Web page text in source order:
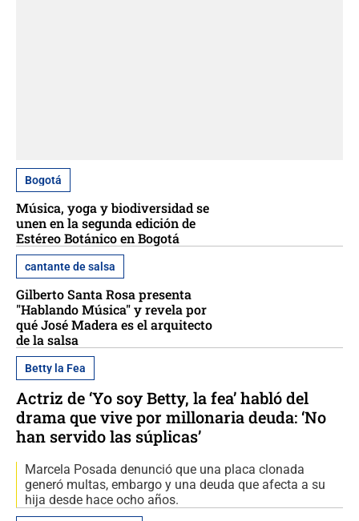
Bogotá
Música, yoga y biodiversidad se
unen en la segunda edición de
Estéreo Botánico en Bogotá
cantante de salsa
Gilberto Santa Rosa presenta
"Hablando Música" y revela por
qué José Madera es el arquitecto
de la salsa
Betty la Fea
Actriz de ‘Yo soy Betty, la fea’ habló del
drama que vive por millonaria deuda: ‘No
han servido las súplicas’
Marcela Posada denunció que una placa clonada
generó multas, embargo y una deuda que afecta a su
hija desde hace ocho años.